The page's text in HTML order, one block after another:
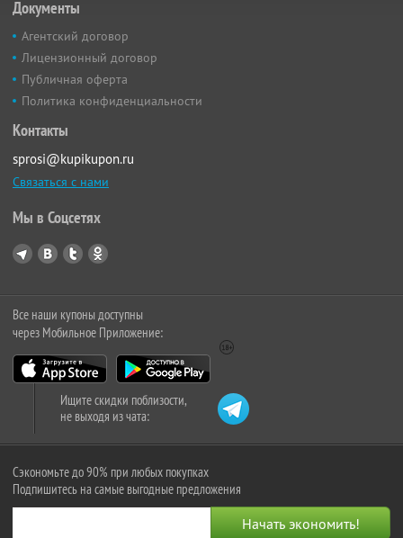
Документы
Агентский договор
Лицензионный договор
Публичная оферта
Политика конфиденциальности
Контакты
sprosi@kupikupon.ru
Связаться с нами
Мы в Соцсетях
Все наши купоны доступны
через Мобильное Приложение:
Ищите скидки поблизости,
не выходя из чата:
Сэкономьте до 90% при любых покупках
Подпишитесь на самые выгодные предложения